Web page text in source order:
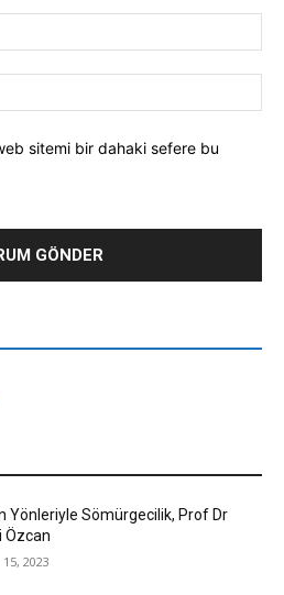
sitemi bir dahaki sefere bu
Yönleriyle Sömürgecilik, Prof Dr
Özcan
15, 2023